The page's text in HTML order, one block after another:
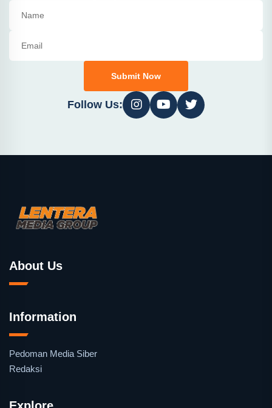
Submit Now
Follow Us:
About Us
Information
Pedoman Media Siber
Redaksi